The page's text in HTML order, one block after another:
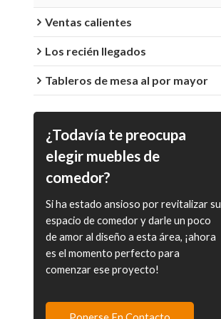
Ventas calientes
Los recién llegados
Tableros de mesa al por mayor
¿Todavía te preocupa
elegir muebles de
comedor?
Si ha estado ansioso por revitalizar su
espacio de comedor y darle un poco
de amor al diseño a esta área, ¡ahora
es el momento perfecto para
comenzar ese proyecto!